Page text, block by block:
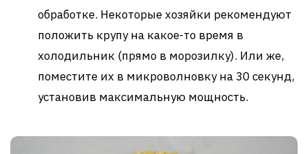
обработке. Некоторые хозяйки рекомендуют
положить крупу на какое-то время в
холодильник (прямо в морозилку). Или же,
поместите их в микроволновку на 30 секунд,
установив максимальную мощность.